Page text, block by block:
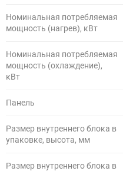
Номинальная потребляемая
мощность (нагрев), кВт
Номинальная потребляемая
мощность (охлаждение),
кВт
Панель
Размер внутреннего блока в
упаковке, высота, мм
Размер внутреннего блока в